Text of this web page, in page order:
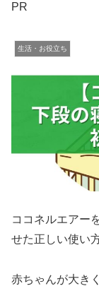
PR
生活・お役立ち
ココネルエアー
せた正しい使い
赤ちゃんが大き